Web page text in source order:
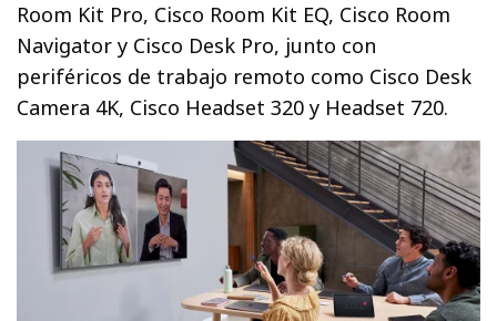
Room Kit Pro, Cisco Room Kit EQ, Cisco Room
Navigator y Cisco Desk Pro, junto con
periféricos de trabajo remoto como Cisco Desk
Camera 4K, Cisco Headset 320 y Headset 720.